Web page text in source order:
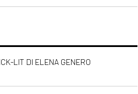
Fenice, di
Gasparoni:
LIT DI ELENA GENERO